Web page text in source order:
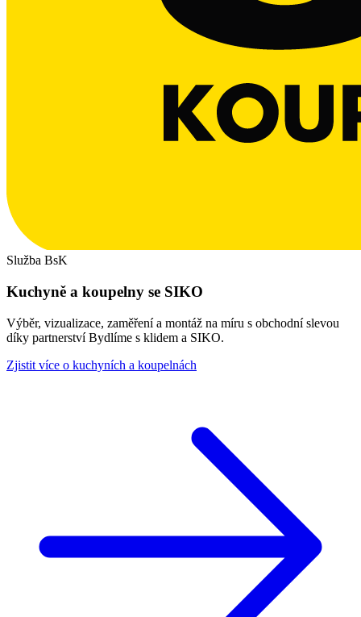
Služba BsK
Kuchyně a koupelny se SIKO
Výběr, vizualizace, zaměření a montáž na míru s obchodní slevou
díky partnerství Bydlíme s klidem a SIKO.
Zjistit více o kuchyních a koupelnách